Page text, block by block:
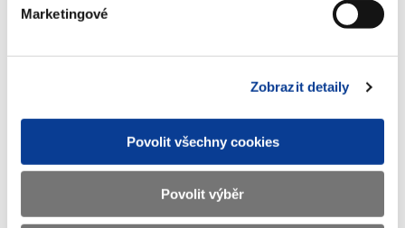
Marketingové
Zobrazit detaily
Povolit všechny cookies
Povolit výběr
Stáhnout vybrané (